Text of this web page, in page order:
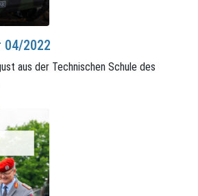
04/2022
aus der Technischen Schule des